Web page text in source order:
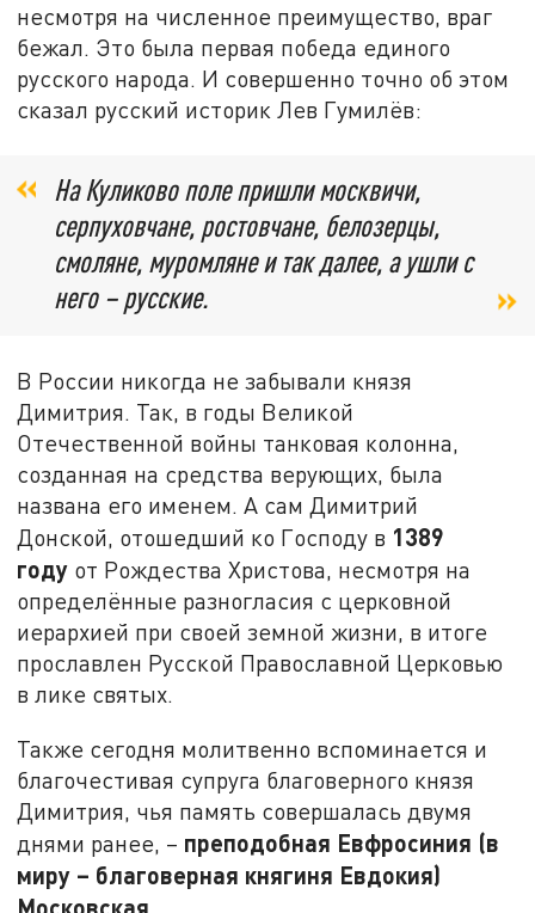
несмотря на численное преимущество, враг
бежал. Это была первая победа единого
русского народа. И совершенно точно об этом
сказал русский историк Лев Гумилёв:
На Куликово поле пришли москвичи,
серпуховчане, ростовчане, белозерцы,
смоляне, муромляне и так далее, а ушли с
него – русские.
В России никогда не забывали князя
Димитрия. Так, в годы Великой
Отечественной войны танковая колонна,
созданная на средства верующих, была
названа его именем. А сам Димитрий
Донской, отошедший ко Господу в 1389
году от Рождества Христова, несмотря на
определённые разногласия с церковной
иерархией при своей земной жизни, в итоге
прославлен Русской Православной Церковью
в лике святых.
Также сегодня молитвенно вспоминается и
благочестивая супруга благоверного князя
Димитрия, чья память совершалась двумя
днями ранее, – преподобная Евфросиния (в
миру – благоверная княгиня Евдокия)
Московская